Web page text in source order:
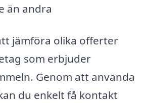
än andra
jämföra olika offerter
som erbjuder
Genom att använda
du enkelt få kontakt